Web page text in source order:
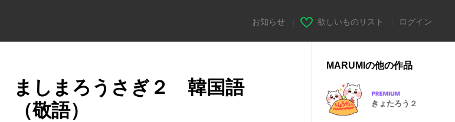
お知らせ 欲しいものリスト ログイン
ましまろうさぎ２ 韓国語
（敬語）
MARUMIの他の作品
きょたろう２